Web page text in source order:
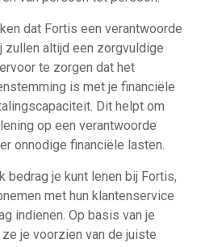
dat Fortis een verantwoorde
altijd een zorgvuldige
te zorgen dat het
is met je financiële
Dit helpt om
op een verantwoorde
onnodige financiële lasten.
bedrag je kunt lenen bij Fortis,
met hun klantenservice
indienen. Op basis van je
je voorzien van de juiste